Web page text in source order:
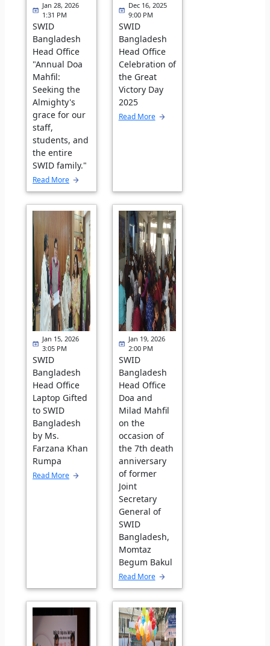
Jan 28, 2026
1:31 PM
SWID
Bangladesh
Head Office
"Annual Doa
Mahfil:
Seeking the
Almighty's
grace for our
staff,
students, and
the entire
SWID family."
Read More
Dec 16, 2025
9:00 PM
SWID
Bangladesh
Head Office
Celebration of
the Great
Victory Day
2025
Read More
Jan 15, 2026
3:05 PM
SWID
Bangladesh
Head Office
Laptop Gifted
to SWID
Bangladesh
by Ms.
Farzana Khan
Rumpa
Read More
Jan 19, 2026
2:00 PM
SWID
Bangladesh
Head Office
Doa and
Milad Mahfil
on the
occasion of
the 7th death
anniversary
of former
Joint
Secretary
General of
SWID
Bangladesh,
Momtaz
Begum Bakul
Read More